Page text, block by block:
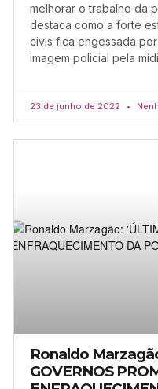
melhorar o trabalho da
destaca como a forte
civis fica engessada
imagem policial pela
23 de junho de 2022
Ronaldo
GOVERNOS